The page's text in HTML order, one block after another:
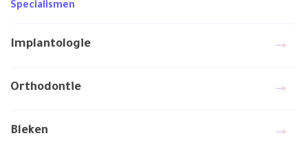
Specialismen
Implantologie
Orthodontie
Bleken